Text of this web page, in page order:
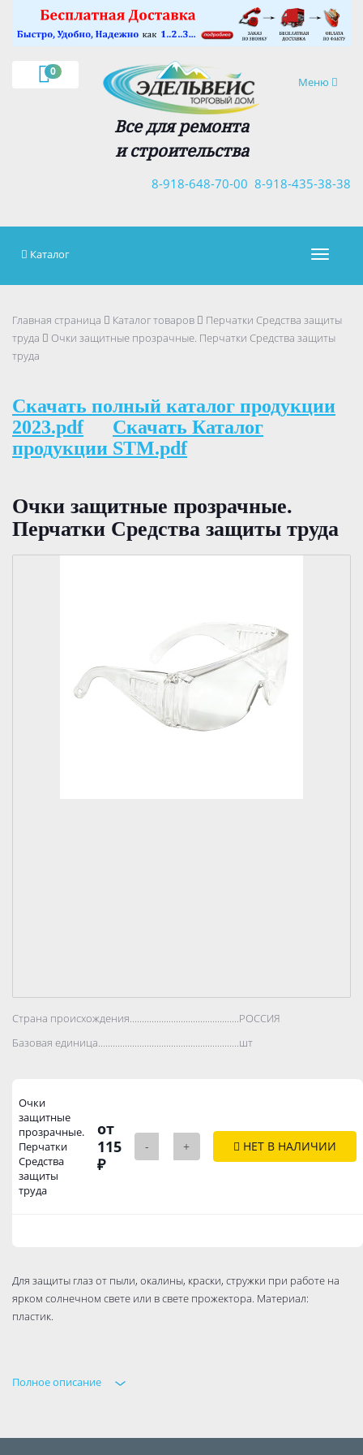
0
Навигация
Меню
Все для ремонта
и строительства
8-918-435-38-38
8-918-648-70-00
×
Каталог
Главная страница Каталог товаров
Перчатки Средства защиты
труда
Очки защитные прозрачные. Перчатки Средства защиты
труда
Скачать полный каталог продукции
2023.pdf
Скачать Каталог
продукции STM.pdf
Очки защитные прозрачные.
Перчатки Средства защиты труда
Страна происхождения..................................................................................
РОССИЯ
Базовая единица..................................................................................
шт
Очки
защитные
прозрачные.
Перчатки
Средства
защиты
труда
от
115
₽
- + НЕТ В НАЛИЧИИ
Для защиты глаз от пыли, окалины, краски, стружки при работе на
ярком солнечном свете или в свете прожектора. Материал:
пластик.
Полное описание